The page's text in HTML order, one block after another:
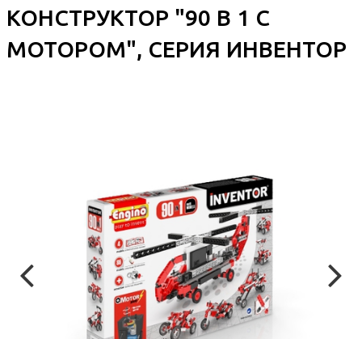
КОНСТРУКТОР "90 В 1 С
МОТОРОМ", СЕРИЯ ИНВЕНТОР